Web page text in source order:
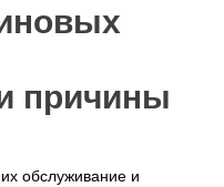
причины
обслуживание и